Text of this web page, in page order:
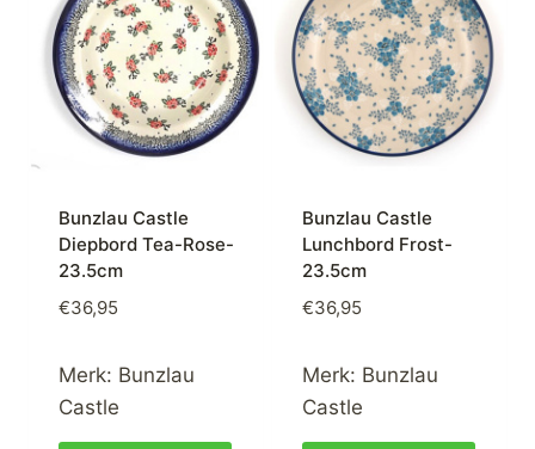
Bunzlau Castle
Diepbord Tea-Rose-
23.5cm
€36,95
Merk: Bunzlau
Castle
Bunzlau Castle
Lunchbord Frost-
23.5cm
€36,95
Merk: Bunzlau
Castle